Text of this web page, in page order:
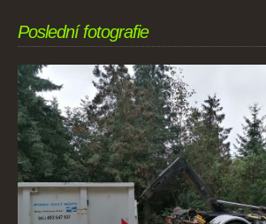
Poslední fotografie